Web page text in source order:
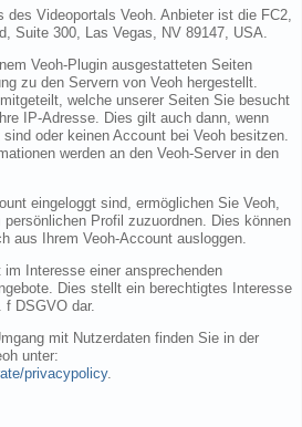
Videoportals Veoh. Anbieter ist die FC2,
Suite 300, Las Vegas, NV 89147, USA.
Veoh-Plugin ausgestatteten Seiten
zu den Servern von Veoh hergestellt.
welche unserer Seiten Sie besucht
IP-Adresse. Dies gilt auch dann, wenn
oder keinen Account bei Veoh besitzen.
werden an den Veoh-Server in den
eingeloggt sind, ermöglichen Sie Veoh,
persönlichen Profil zuzuordnen. Dies können
aus Ihrem Veoh-Account ausloggen.
Interesse einer ansprechenden
Dies stellt ein berechtigtes Interesse
DSGVO dar.
mit Nutzerdaten finden Sie in der
unter:
privacypolicy.